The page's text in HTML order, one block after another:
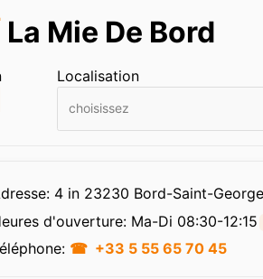
La Mie De Bord
Localisation
choisissez
4 in 23230 Bord-Saint-
d'ouverture: Ma-Di 08:30-12:15
+33 5 55 65 70 45